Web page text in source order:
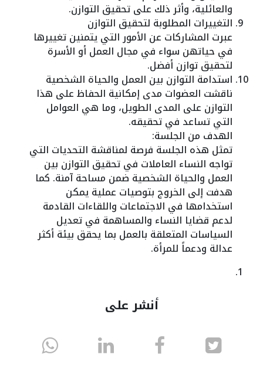
والعائلية، وأثر ذلك على تحقيق التوازن.
التغييرات المطلوبة لتحقيق التوازن
عبرت المشاركات عن الأمور التي يتمنين تغييرها
في حياتهن سواء في مجال العمل أو الأسرة
لتحقيق توازن أفضل.
استدامة التوازن بين العمل والحياة الشخصية
ناقشت العضوات مدى إمكانية الحفاظ على هذا
التوازن على المدى الطويل، وما هي العوامل
التي تساعد في تحقيقه.
الهدف من الجلسة:
تمثل هذه الجلسة فرصة لمناقشة التحديات التي
تواجه النساء العاملات في تحقيق التوازن بين
العمل والحياة الشخصية ضمن مساحة آمنة. كما
هدفت إلى الخروج بتوصيات عملية يمكن
استخدامها في الاجتماعات واللقاءات القادمة
لدعم قضايا النساء والمساهمة في تعديل
السياسات المتعلقة بالعمل بما يحقق بيئة أكثر
عدالة ودعماً للمرأة.
أنشر على
انشر انشر انشر